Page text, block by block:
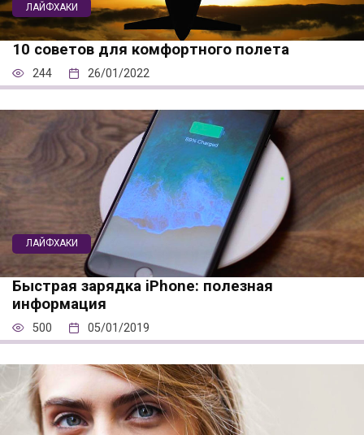
ЛАЙФХАКИ
10 советов для комфортного полета
244 26/01/2022
ЛАЙФХАКИ
Быстрая зарядка iPhone: полезная
информация
500 05/01/2019